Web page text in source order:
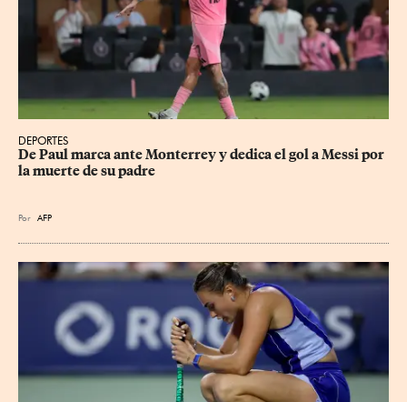
DEPORTES
De Paul marca ante Monterrey y dedica el gol a Messi por
la muerte de su padre
Por AFP